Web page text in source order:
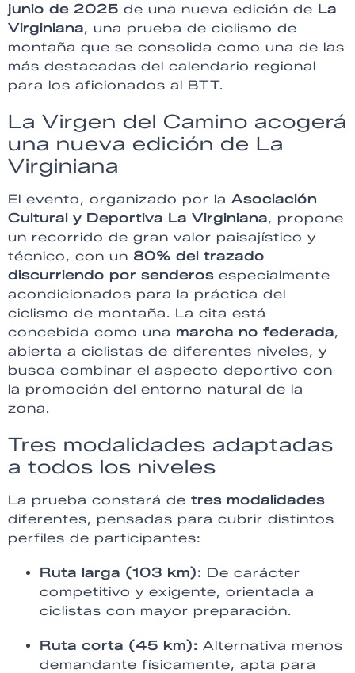
junio de 2025 de una nueva edición de La
Virginiana, una prueba de ciclismo de
montaña que se consolida como una de las
más destacadas del calendario regional
para los aficionados al BTT.
La Virgen del Camino acogerá
una nueva edición de La
Virginiana
El evento, organizado por la Asociación
Cultural y Deportiva La Virginiana, propone
un recorrido de gran valor paisajístico y
técnico, con un 80% del trazado
discurriendo por senderos especialmente
acondicionados para la práctica del
ciclismo de montaña. La cita está
concebida como una marcha no federada,
abierta a ciclistas de diferentes niveles, y
busca combinar el aspecto deportivo con
la promoción del entorno natural de la
zona.
Tres modalidades adaptadas
a todos los niveles
La prueba constará de tres modalidades
diferentes, pensadas para cubrir distintos
perfiles de participantes:
Ruta larga (103 km): De carácter
competitivo y exigente, orientada a
ciclistas con mayor preparación.
Ruta corta (45 km): Alternativa menos
demandante físicamente, apta para